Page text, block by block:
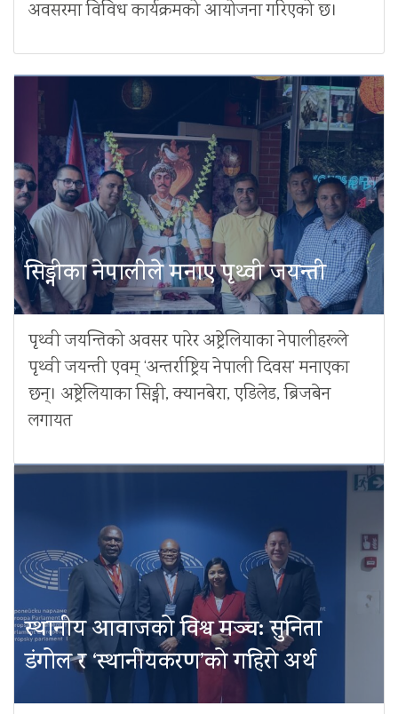
अवसरमा विविध कार्यक्रमको आयोजना गरिएको छ।
सिड्नीका नेपालीले मनाए पृथ्वी जयन्ती
पृथ्वी जयन्तिको अवसर पारेर अष्ट्रेलियाका नेपालीहरूले
पृथ्वी जयन्ती एवम् ‘अन्तर्राष्ट्रिय नेपाली दिवस’ मनाएका
छन्। अष्ट्रेलियाका सिड्नी, क्यानबेरा, एडिलेड, ब्रिजबेन
लगायत
स्थानीय आवाजको विश्व मञ्च: सुनिता
डंगोल र ‘स्थानीयकरण’को गहिरो अर्थ